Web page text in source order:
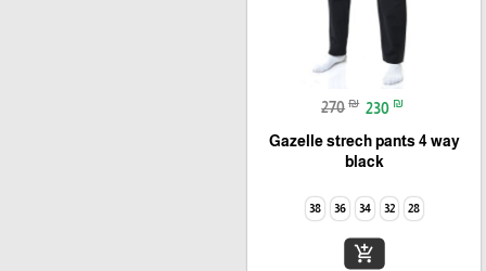
270 ₪ 230 ₪
Gazelle strech pants 4 way
black
28
32
34
36
38
add_shopping_cart